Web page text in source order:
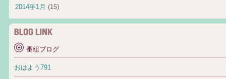
2014年1月 (15)
番組ブログ
おはよう791